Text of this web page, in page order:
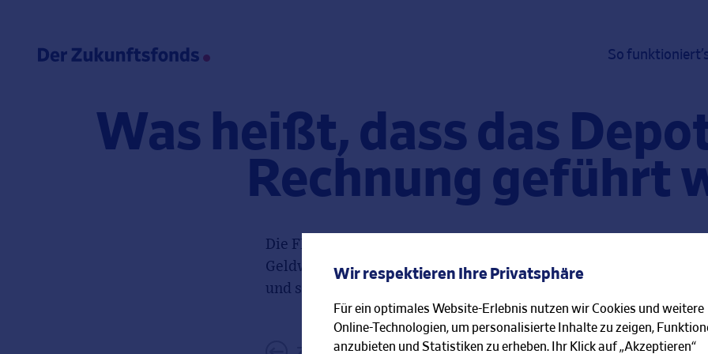
So
Was heißt, dass das
Rechnung geführt
Die FFB muss den Depotinhaber identifizieren und sich nach dem
Geldwäschegesetz erkundigen, ob der Kunde auf eigene
und sein eigenes Geld in seinem Depot anlegt.
Wir respektieren Ihre Privatsphäre
Für ein optimales Website-Erlebnis nutzen wir Cookies und weitere
Online-Technologien, um personalisierte Inhalte zu zeigen,
anzubieten und Statistiken zu erheben. Ihr Klick auf „Akzeptieren“